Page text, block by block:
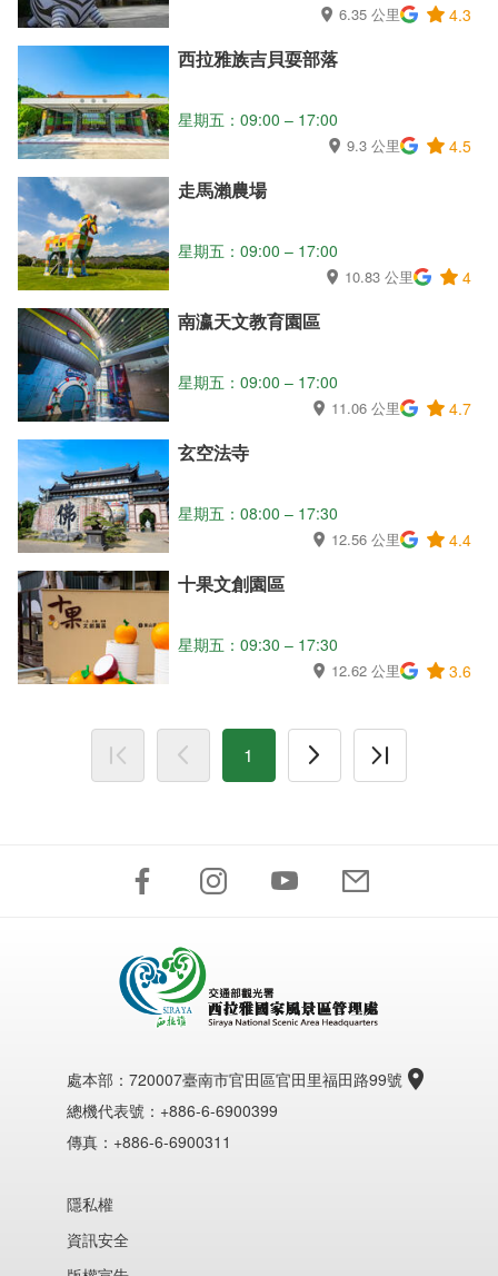
6.35 公里 4.3
西拉雅族吉貝耍部落
星期五：09:00 – 17:00
9.3 公里 4.5
走馬瀨農場
星期五：09:00 – 17:00
10.83 公里 4
南瀛天文教育園區
星期五：09:00 – 17:00
11.06 公里 4.7
玄空法寺
星期五：08:00 – 17:30
12.56 公里 4.4
十果文創園區
星期五：09:30 – 17:30
12.62 公里 3.6
1
處本部： 720007臺南市官田區官田里福田路99號
總機代表號：+886-6-6900399
傳真：+886-6-6900311
隱私權
資訊安全